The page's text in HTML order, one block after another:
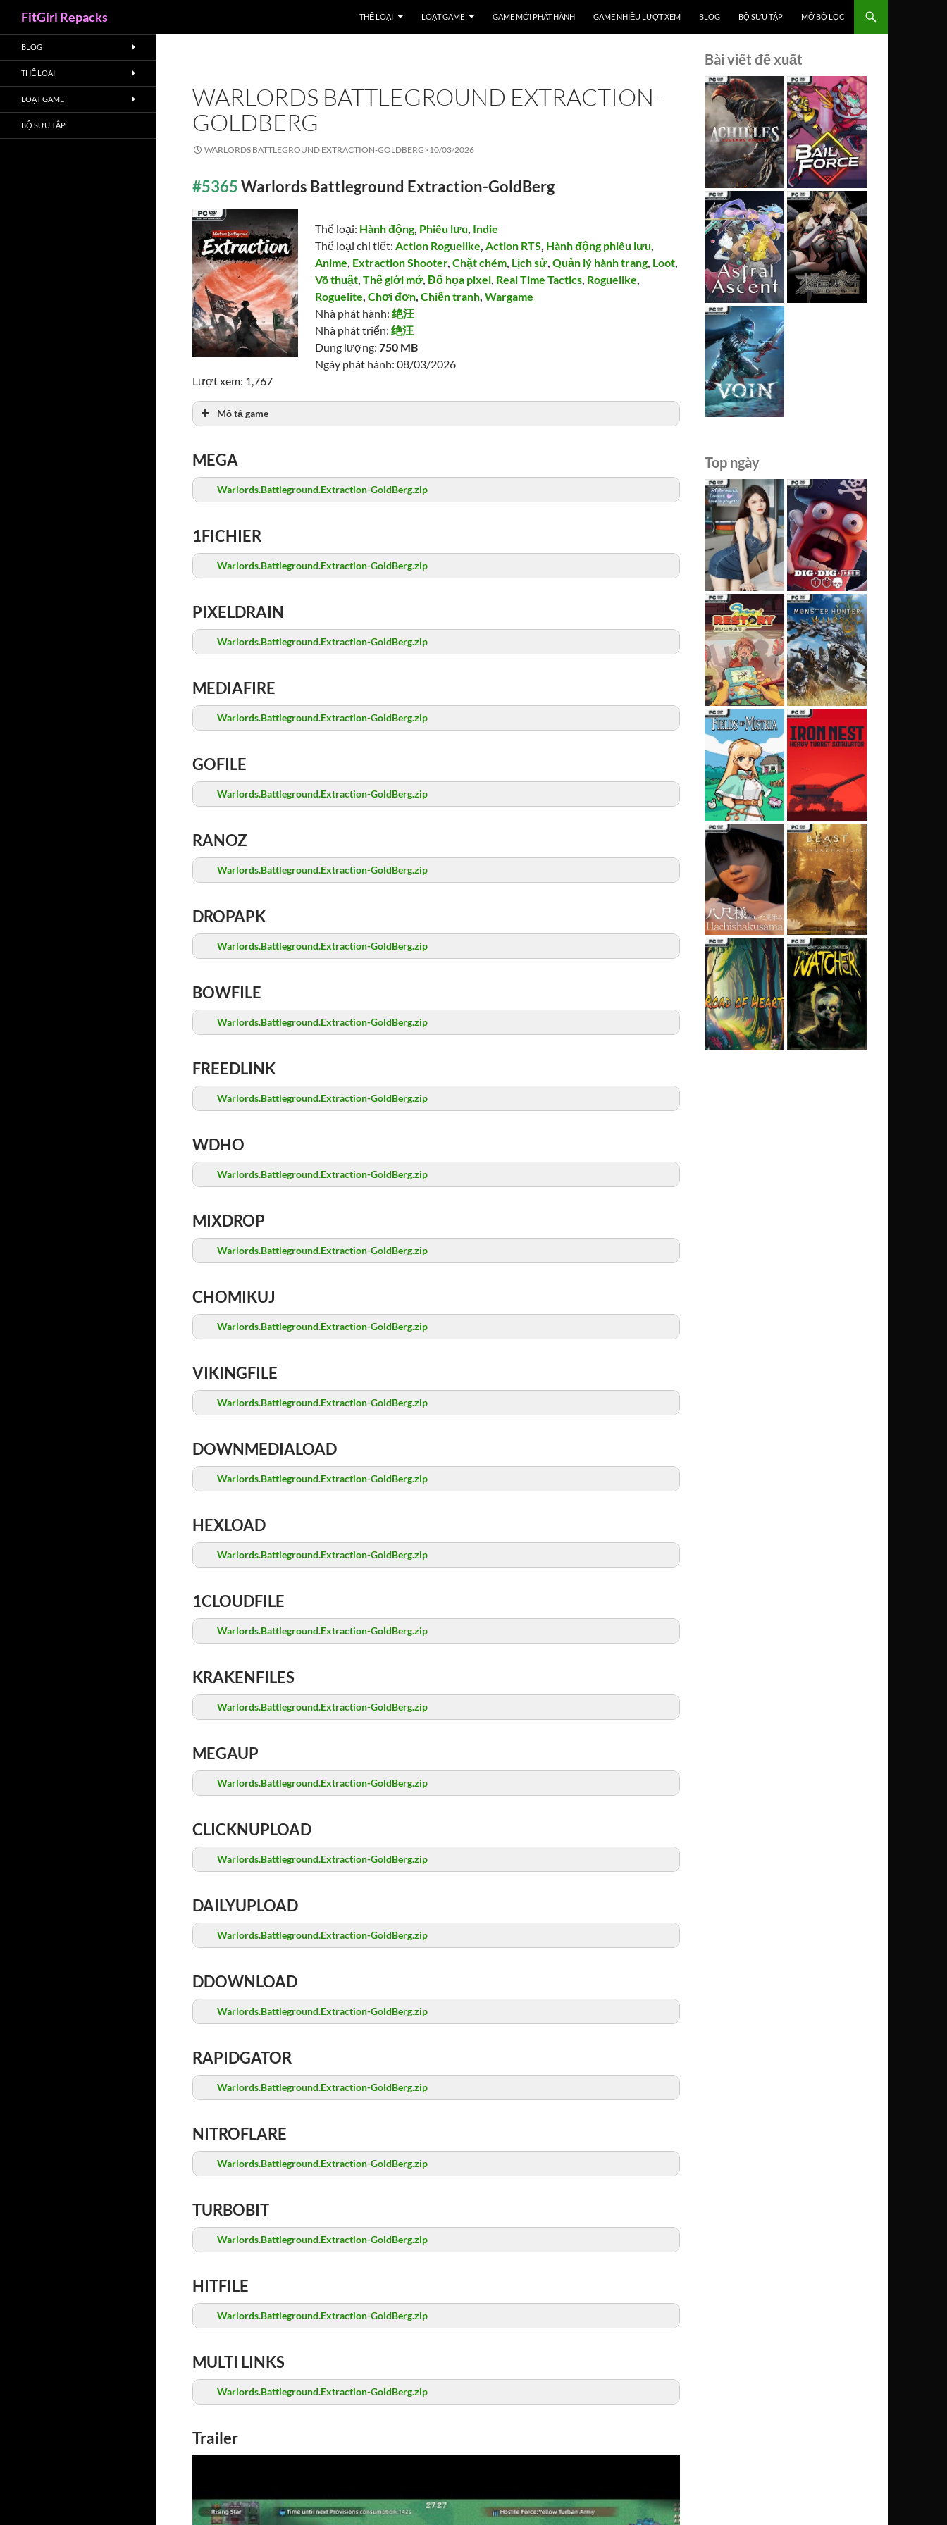
FitGirl Repacks THỂ LOẠI LOẠT GAME GAME MỚI PHÁT HÀNH GAME NHIỀU LƯỢT XEM BLOG BỘ SƯU TẬP MỞ BỘ LỌC
WARLORDS BATTLEGROUND EXTRACTION-
GOLDBERG
WARLORDS BATTLEGROUND EXTRACTION-GOLDBERG>10/03/2026
#5365Warlords Battleground Extraction-GoldBerg
Thể loại: Hành động, Phiêu lưu, Indie
Thể loại chi tiết:Action Roguelike,Action RTS, Hành động phiêu lưu,
Anime, Extraction Shooter,Chặt chém, Lịch sử,Quản lý hành trang, Loot,
Võ thuật,Thế giới mở,Đồ họa pixel, Real Time Tactics, Roguelike,
Roguelite,Chơi đơn,Chiến tranh,Wargame
Nhà phát hành:绝汪
Nhà phát triển:绝汪
Dung lượng:750 MB
Ngày phát hành: 08/03/2026
Lượt xem: 1,767
Mô tả game
MEGA
Warlords.Battleground.Extraction-GoldBerg.zip
1FICHIER
Warlords.Battleground.Extraction-GoldBerg.zip
PIXELDRAIN
Warlords.Battleground.Extraction-GoldBerg.zip
MEDIAFIRE
Warlords.Battleground.Extraction-GoldBerg.zip
GOFILE
Warlords.Battleground.Extraction-GoldBerg.zip
RANOZ
Warlords.Battleground.Extraction-GoldBerg.zip
DROPAPK
Warlords.Battleground.Extraction-GoldBerg.zip
BOWFILE
Warlords.Battleground.Extraction-GoldBerg.zip
FREEDLINK
Warlords.Battleground.Extraction-GoldBerg.zip
WDHO
Warlords.Battleground.Extraction-GoldBerg.zip
MIXDROP
Warlords.Battleground.Extraction-GoldBerg.zip
CHOMIKUJ
Warlords.Battleground.Extraction-GoldBerg.zip
VIKINGFILE
Warlords.Battleground.Extraction-GoldBerg.zip
DOWNMEDIALOAD
Warlords.Battleground.Extraction-GoldBerg.zip
HEXLOAD
Warlords.Battleground.Extraction-GoldBerg.zip
1CLOUDFILE
Warlords.Battleground.Extraction-GoldBerg.zip
KRAKENFILES
Warlords.Battleground.Extraction-GoldBerg.zip
MEGAUP
Warlords.Battleground.Extraction-GoldBerg.zip
CLICKNUPLOAD
Warlords.Battleground.Extraction-GoldBerg.zip
DAILYUPLOAD
Warlords.Battleground.Extraction-GoldBerg.zip
DDOWNLOAD
Warlords.Battleground.Extraction-GoldBerg.zip
RAPIDGATOR
Warlords.Battleground.Extraction-GoldBerg.zip
NITROFLARE
Warlords.Battleground.Extraction-GoldBerg.zip
TURBOBIT
Warlords.Battleground.Extraction-GoldBerg.zip
HITFILE
Warlords.Battleground.Extraction-GoldBerg.zip
MULTI LINKS
Warlords.Battleground.Extraction-GoldBerg.zip
Trailer
Bài viết đề xuất
Top ngày
BLOG
THỂ LOẠI
LOẠT GAME
BỘ SƯU TẬP